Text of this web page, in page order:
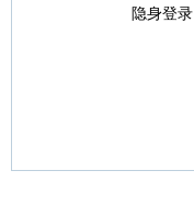
隐身登录